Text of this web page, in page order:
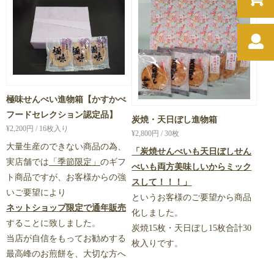
極味せんべい進物箱【かすかべ
フードセレクション認定品】
¥2,200円 / 16枚入り
大量生産のできない商品の為、
実店舗では 「季節限定」 のギフ
ト商品ですが、お客様からの強
いご要望により
ネットショップ限定で通年販売
することに致しました。
当店が自信をもってお勧めする
最高峰のお煎餅を、大切な方へ
炭焼・天日ぼし進物箱
¥2,800円 / 30枚
「炭焼せんべいも天日ぼしせん
べいも両方美味しいからミック
スして！！！」
というお客様のご要望から商品
化しました。
炭焼15枚・天日ぼし15枚合計30
枚入りです。